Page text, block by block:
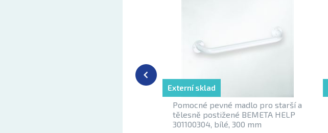
Pomocné pevné madlo pro starší a
tělesně postižené BEMETA HELP
301100304, bílé, 300 mm
Externí sklad